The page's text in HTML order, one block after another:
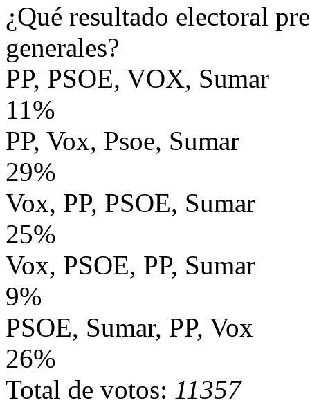
¿Qué resultado electoral
generales?
PP, PSOE, VOX, Sumar
11%
PP, Vox, Psoe, Sumar
29%
Vox, PP, PSOE, Sumar
25%
Vox, PSOE, PP, Sumar
9%
PSOE, Sumar, PP, Vox
26%
Total de votos: 11357